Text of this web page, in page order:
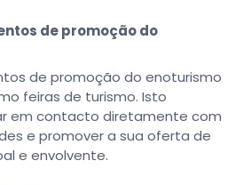
de promoção do
de promoção do enoturismo
feiras de turismo. Isto
em contacto diretamente com
e promover a sua oferta de
e envolvente.